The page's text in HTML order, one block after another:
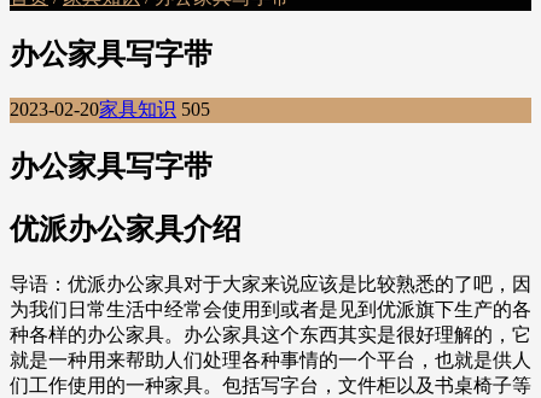
办公家具写字带
2023-02-20家具知识 505
办公家具写字带
优派办公家具介绍
导语：优派办公家具对于大家来说应该是比较熟悉的了吧，因
为我们日常生活中经常会使用到或者是见到优派旗下生产的各
种各样的办公家具。办公家具这个东西其实是很好理解的，它
就是一种用来帮助人们处理各种事情的一个平台，也就是供人
们工作使用的一种家具。包括写字台，文件柜以及书桌椅子等